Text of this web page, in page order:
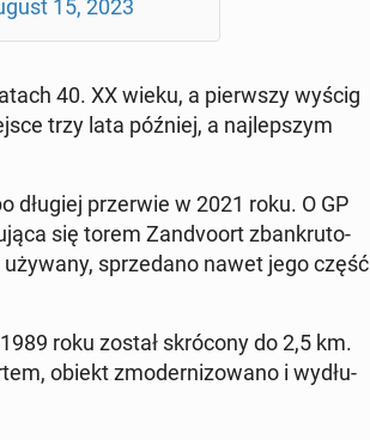
15, 2023
40. XX wieku, a pierw­szy wyścig
trzy lata później, a naj­lep­szym
prze­rwie w 2021 roku. O GP
się torem Zan­dvo­ort zban­kru­to­
sprze­da­no nawet jego część
roku został skró­co­ny do 2,5 km.
obiekt zmo­der­ni­zo­wa­no i wy­dłu­